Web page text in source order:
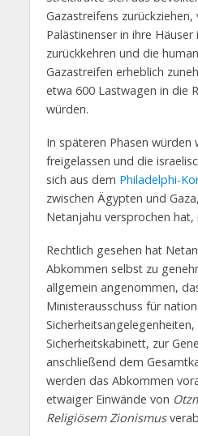
Gazastreifens zurückziehen,
Palästinenser in ihre
zurückkehren und die
Gazastreifen erheblich
etwa 600 Lastwagen in die
würden.
In späteren Phasen würden
freigelassen und die
sich aus dem Philadelphi-
zwischen Ägypten und
Netanjahu versprochen hat,
Rechtlich gesehen hat
Abkommen selbst zu
allgemein angenommen,
Ministerausschuss für
Sicherheitskabinett, zur
anschließend dem
werden das Abkommen
etwaiger Einwände von
Religiösem Zionismus